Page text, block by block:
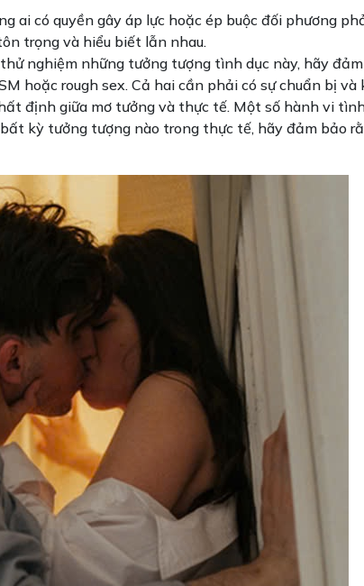
ai có quyền gây áp lực hoặc ép buộc đối phương
trọng và hiểu biết lẫn nhau.
nghiệm những tưởng tượng tình dục này, hãy
hoặc rough sex. Cả hai cần phải có sự chuẩn bị
định giữa mơ tưởng và thực tế. Một số hành vi
kỳ tưởng tượng nào trong thực tế, hãy đảm bảo